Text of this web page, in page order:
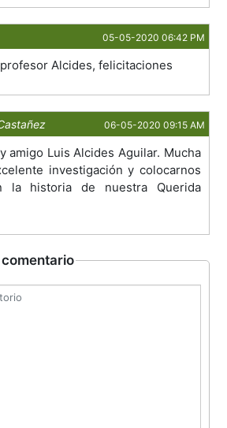
05-05-2020 06:42 PM
Alcides, felicitaciones
06-05-2020 09:15 AM
amigo Luis Alcides Aguilar. Mucha
investigación y colocarnos
la historia de nuestra Querida